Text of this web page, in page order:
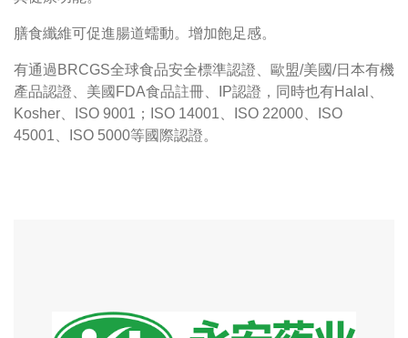
膳食纖維可促進腸道蠕動。增加飽足感。
有通過BRCGS全球食品安全標準認證、歐盟/美國/日本有機
產品認證、美國FDA食品註冊、IP認證，同時也有Halal、
Kosher、ISO 9001；ISO 14001、ISO 22000、ISO
45001、ISO 5000等國際認證。